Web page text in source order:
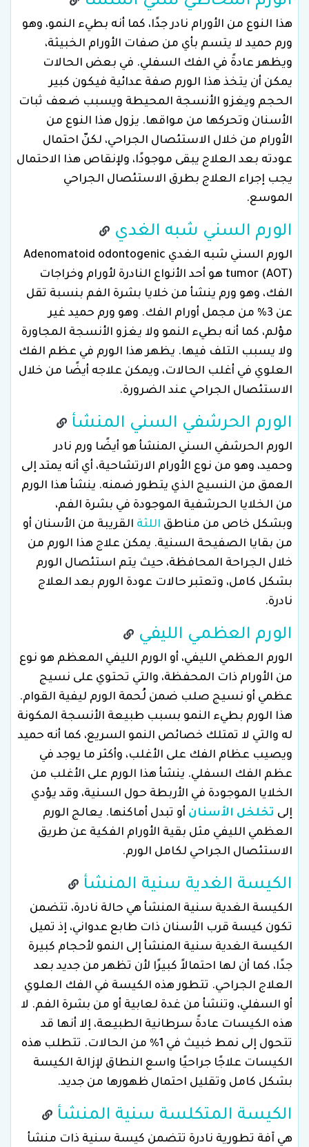
هذا النوع من الأورام نادر جدًا، كما أنه بطيء النمو، وهو
ورم حميد لا يتسم بأي من صفات الأورام الخبيثة،
ويظهر عادةً في الفك السفلي. في بعض الحالات
يمكن أن يتخذ هذا الورم صفة عدائية فيكون كبير
الحجم ويغزو الأنسجة المحيطة ويسبب ضعف ثبات
الأسنان وتحركها من مواقها. يزول هذا النوع من
الأورام من خلال الاستئصال الجراحي، لكنّ احتمال
عودته بعد العلاج يبقى موجودًا، ولإنقاص هذا الاحتمال
يجب إجراء العلاج بطرق الاستئصال الجراحي
الموسع.
الورم السني شبه الغدي
الورم السني شبه الغدي Adenomatoid odontogenic
tumor (AOT) هو أحد الأنواع النادرة لأورام وخراجات
الفك، وهو ورم ينشأ من خلايا بشرة الفم بنسبة تقل
عن 3% من مجمل أورام الفك. وهو ورم حميد غير
مؤلم، كما أنه بطيء النمو ولا يغزو الأنسجة المجاورة
ولا يسبب التلف فيها. يظهر هذا الورم في عظم الفك
العلوي في أغلب الحالات، ويمكن علاجه أيضًا من خلال
الاستئصال الجراحي عند الضرورة.
الورم الحرشفي السني المنشأ
الورم الحرشفي السني المنشأ هو أيضًا ورم نادر
وحميد، وهو من نوع الأورام الارتشاحية، أي أنه يمتد إلى
العمق من النسيج الذي يتطور ضمنه. ينشأ هذا الورم
من الخلايا الحرشفية الموجودة في بشرة الفم،
وبشكل خاص من مناطق اللثة القريبة من الأسنان أو
من بقايا الصفيحة السنية. يمكن علاج هذا الورم من
خلال الجراحة المحافظة، حيث يتم استئصال الورم
بشكل كامل، وتعتبر حالات عودة الورم بعد العلاج
نادرة.
الورم العظمي الليفي
الورم العظمي الليفي، أو الورم الليفي المعظم هو نوع
من الأورام ذات المحفظة، والتي تحتوي على نسيج
عظمي أو نسيج صلب ضمن لُحمة الورم ليفية القوام.
هذا الورم بطيء النمو بسبب طبيعة الأنسجة المكونة
له والتي لا تمتلك خصائص النمو السريع، كما أنه حميد
ويصيب عظام الفك على الأغلب، وأكثر ما يوجد في
عظم الفك السفلي. ينشأ هذا الورم على الأغلب من
الخلايا الموجودة في الأربطة حول السنية، وقد يؤدي
إلى تخلخل الأسنان أو تبدل أماكنها. يعالج الورم
العظمي الليفي مثل بقية الأورام الفكية عن طريق
الاستئصال الجراحي لكامل الورم.
الكيسة الغدية سنية المنشأ
الكيسة الغدية سنية المنشأ هي حالة نادرة، تتضمن
تكون كيسة قرب الأسنان ذات طابع عدواني، إذ تميل
الكيسة الغدية سنية المنشأ إلى النمو لأحجام كبيرة
جدًا، كما أن لها احتمالاً كبيرًا لأن تظهر من جديد بعد
العلاج الجراحي. تتطور هذه الكيسة في الفك العلوي
أو السفلي، وتنشأ من غدة لعابية أو من بشرة الفم. لا
هذه الكيسات عادةً سرطانية الطبيعة، إلا أنها قد
تتحول إلى نمط خبيث في 1% من الحالات. تتطلب هذه
الكيسات علاجًا جراحيًا واسع النطاق لإزالة الكيسة
بشكل كامل وتقليل احتمال ظهورها من جديد.
الكيسة المتكلسة سنية المنشأ
هي آفة تطورية نادرة تتضمن كيسة سنية ذات منشأ